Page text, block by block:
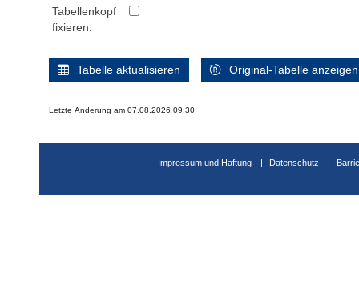
Tabellenkopf
fixieren:
Tabelle aktualisieren Original-Tabelle anzeigen
Letzte Änderung am 07.08.2026 09:30
Impressum und Haftung Datenschutz